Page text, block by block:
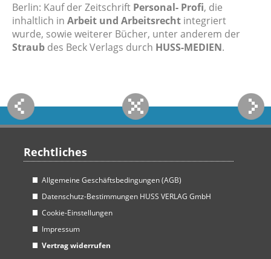
Berlin: Kauf der Zeitschrift Personal- Profi, die
inhaltlich in Arbeit und Arbeitsrecht integriert
wurde, sowie weiterer Bücher, unter anderem der
Straub des Beck Verlags durch HUSS-MEDIEN.
Rechtliches
Allgemeine Geschäftsbedingungen (AGB)
Datenschutz-Bestimmungen HUSS VERLAG GmbH
Cookie-Einstellungen
Impressum
Vertrag widerrufen